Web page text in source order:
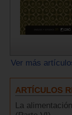
Ver más
ARTÍCULOS
La